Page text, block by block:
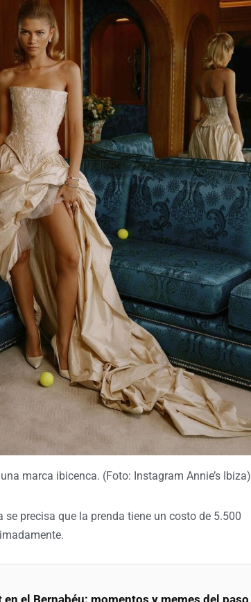
marca ibicenca. (Foto: Instagram Annie’s Ibiza)
se precisa que la prenda tiene un costo de 5.500